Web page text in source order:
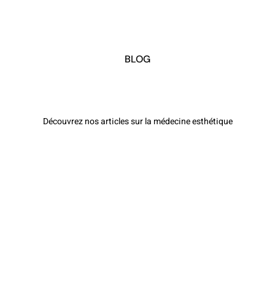
BLOG
Découvrez nos articles sur la médecine esthétique